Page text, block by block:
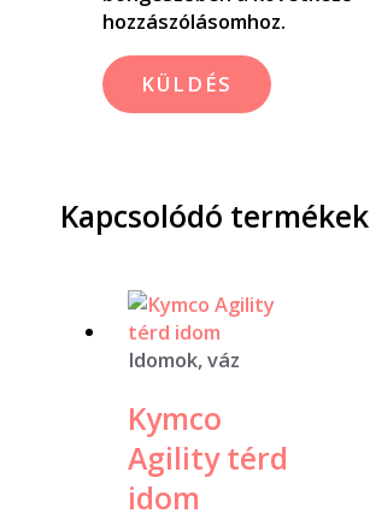
hozzászólásomhoz.
Kapcsolódó termékek
Idomok, váz
Kymco
Agility térd
idom